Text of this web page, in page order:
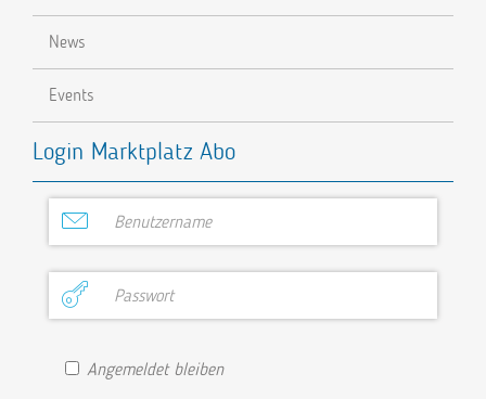
News
Events
Login Marktplatz Abo
Angemeldet bleiben